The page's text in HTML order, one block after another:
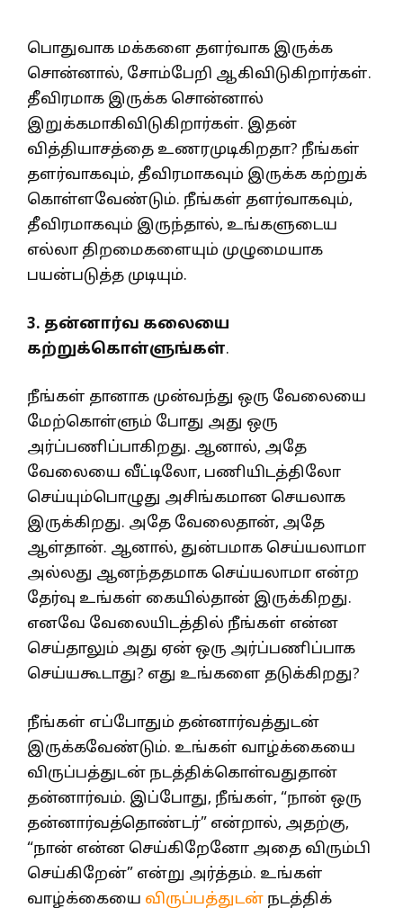
பொதுவாக மக்களை தளர்வாக இருக்க
சொன்னால், சோம்பேறி ஆகிவிடுகிறார்கள்.
தீவிரமாக இருக்க சொன்னால்
இறுக்கமாகிவிடுகிறார்கள். இதன்
வித்தியாசத்தை உணரமுடிகிறதா? நீங்கள்
தளர்வாகவும், தீவிரமாகவும் இருக்க கற்றுக்
கொள்ளவேண்டும். நீங்கள் தளர்வாகவும்,
தீவிரமாகவும் இருந்தால், உங்களுடைய
எல்லா திறமைகளையும் முழுமையாக
பயன்படுத்த முடியும்.
3. தன்னார்வ கலையை
கற்றுக்கொள்ளுங்கள்.
நீங்கள் தானாக முன்வந்து ஒரு வேலையை
மேற்கொள்ளும் போது அது ஒரு
அர்ப்பணிப்பாகிறது. ஆனால், அதே
வேலையை வீட்டிலோ, பணியிடத்திலோ
செய்யும்பொழுது அசிங்கமான செயலாக
இருக்கிறது. அதே வேலைதான், அதே
ஆள்தான். ஆனால், துன்பமாக செய்யலாமா
அல்லது ஆனந்ததமாக செய்யலாமா என்ற
தேர்வு உங்கள் கையில்தான் இருக்கிறது.
எனவே வேலையிடத்தில் நீங்கள் என்ன
செய்தாலும் அது ஏன் ஒரு அர்ப்பணிப்பாக
செய்யகூடாது? எது உங்களை தடுக்கிறது?
நீங்கள் எப்போதும் தன்னார்வத்துடன்
இருக்கவேண்டும். உங்கள் வாழ்க்கையை
விருப்பத்துடன் நடத்திக்கொள்வதுதான்
தன்னார்வம். இப்போது, நீங்கள், “நான் ஒரு
தன்னார்வத்தொண்டர்” என்றால், அதற்கு,
“நான் என்ன செய்கிறேனோ அதை விரும்பி
செய்கிறேன்” என்று அர்த்தம். உங்கள்
வாழ்க்கையை விருப்பத்துடன் நடத்திக்